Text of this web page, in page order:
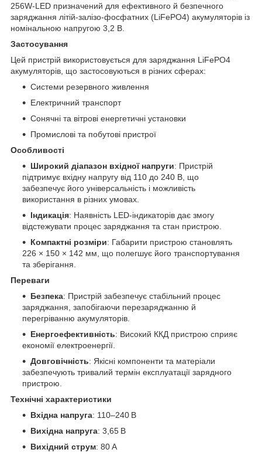
256W-LED призначений для ефективного й безпечного
заряджання літій-залізо-фосфатних (LiFePO4) акумуляторів із
номінальною напругою 3,2 В.
Застосування
Цей пристрій використовується для заряджання LiFePO4
акумуляторів, що застосовуються в різних сферах:
Системи резервного живлення
Електричний транспорт
Сонячні та вітрові енергетичні установки
Промислові та побутові пристрої
Особливості
Широкий діапазон вхідної напруги: Пристрій
підтримує вхідну напругу від 110 до 240 В, що
забезпечує його універсальність і можливість
використання в різних умовах.
Індикація: Наявність LED-індикаторів дає змогу
відстежувати процес заряджання та стан пристрою.
Компактні розміри: Габарити пристрою становлять
226 × 150 × 142 мм, що полегшує його транспортування
та зберігання.
Переваги
Безпека: Пристрій забезпечує стабільний процес
заряджання, запобігаючи перезаряджанню й
перегріванню акумуляторів.
Енергоефективність: Високий ККД пристрою сприяє
економії електроенергії.
Довговічність: Якісні компоненти та матеріали
забезпечують тривалий термін експлуатації зарядного
пристрою.
Технічні характеристики
Вхідна напруга: 110–240 В
Вихідна напруга: 3,65 В
Вихідний струм: 80 А